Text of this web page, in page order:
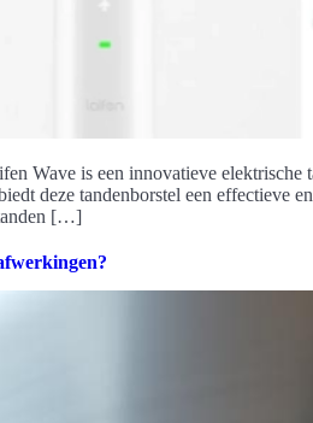
Wave is een innovatieve
deze tandenborstel een
[…]